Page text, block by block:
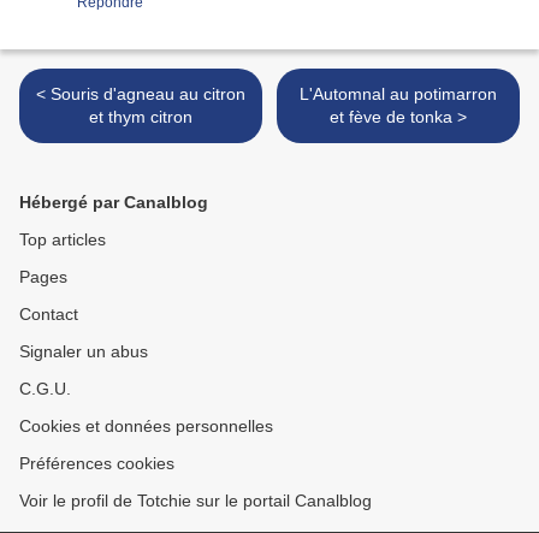
< Souris d'agneau au citron
et thym citron
L'Automnal au potimarron
et fève de tonka >
Hébergé par Canalblog
Top articles
Pages
Contact
Signaler un abus
C.G.U.
Cookies et données personnelles
Préférences cookies
Voir le profil de Totchie sur le portail Canalblog